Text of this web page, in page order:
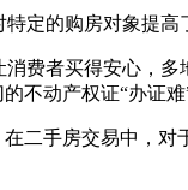
的购房对象提高
买得安心，多地
不动产权证“办证难”
手房交易中，对